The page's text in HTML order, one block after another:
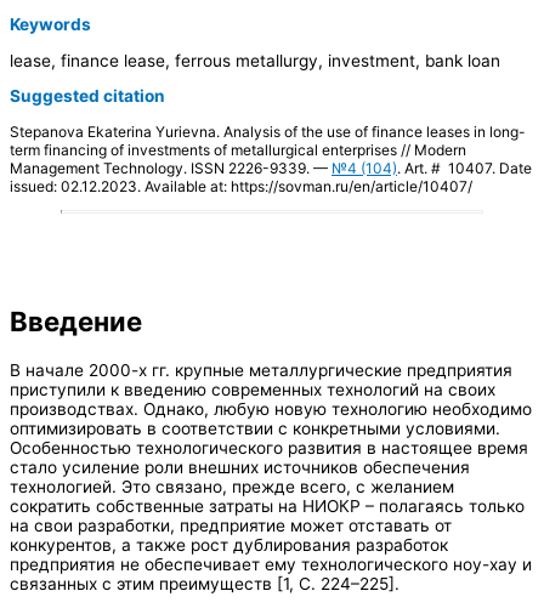
Keywords
lease, finance lease, ferrous metallurgy, investment, bank loan
Suggested citation
Stepanova Ekaterina Yurievna. Analysis of the use of finance leases in long-
term financing of investments of metallurgical enterprises // Modern
Management Technology. ISSN 2226-9339. — №4 (104). Art. # 10407. Date
issued: 02.12.2023. Available at: https://sovman.ru/en/article/10407/
Введение
В начале 2000-х гг. крупные металлургические предприятия
приступили к введению современных технологий на своих
производствах. Однако, любую новую технологию необходимо
оптимизировать в соответствии с конкретными условиями.
Особенностью технологического развития в настоящее время
стало усиление роли внешних источников обеспечения
технологией. Это связано, прежде всего, с желанием
сократить собственные затраты на НИОКР – полагаясь только
на свои разработки, предприятие может отставать от
конкурентов, а также рост дублирования разработок
предприятия не обеспечивает ему технологического ноу-хау и
связанных с этим преимуществ [1, С. 224–225].